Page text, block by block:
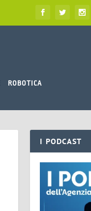
ROBOTICA
I PODCAST